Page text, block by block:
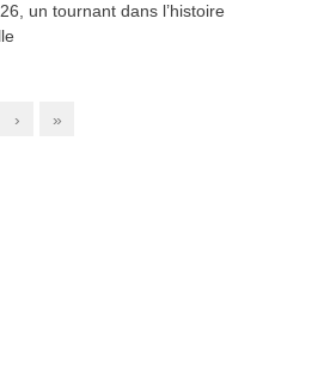
un tournant dans l’histoire
› »